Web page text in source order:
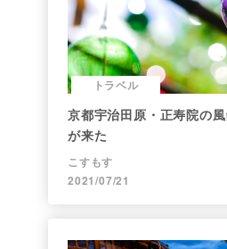
トラベル
京都宇治田原・正寿院の
が来た
こすもす
2021/07/21